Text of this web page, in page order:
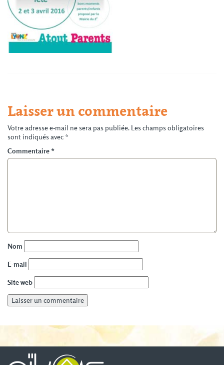
Laisser un commentaire
Votre adresse e-mail ne sera pas publiée. Les champs obligatoires
sont indiqués avec *
Commentaire *
Nom
E-mail
Site web